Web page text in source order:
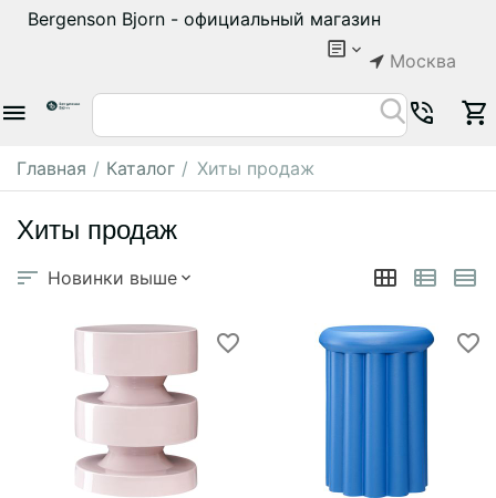
Bergenson Bjorn - официальный магазин
Москва
Главная / Каталог / Хиты продаж
Хиты продаж
Новинки выше